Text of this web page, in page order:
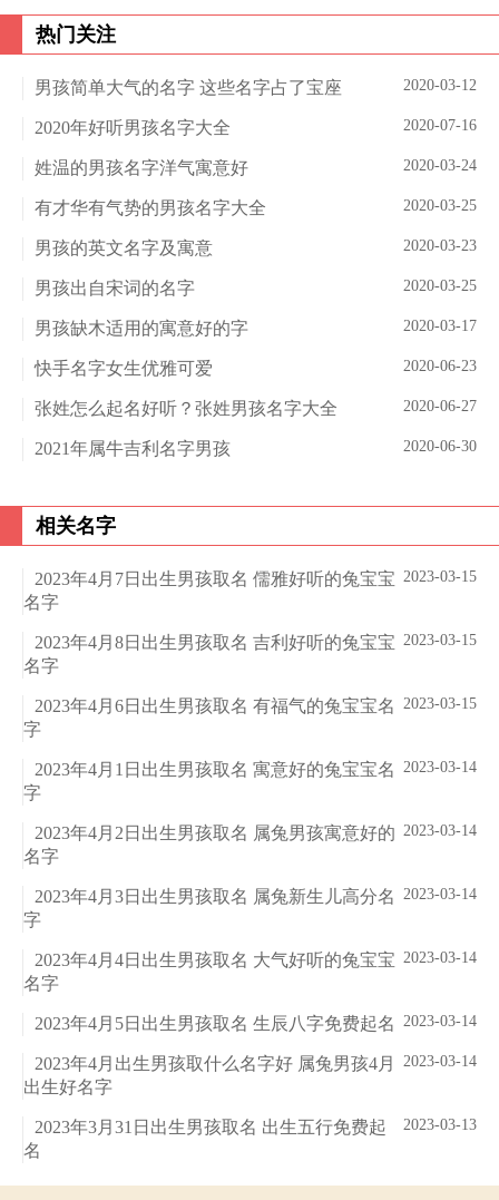
热门关注
2020-03-12
男孩简单大气的名字 这些名字占了宝座
2020-07-16
2020年好听男孩名字大全
2020-03-24
姓温的男孩名字洋气寓意好
2020-03-25
有才华有气势的男孩名字大全
2020-03-23
男孩的英文名字及寓意
2020-03-25
男孩出自宋词的名字
2020-03-17
男孩缺木适用的寓意好的字
2020-06-23
快手名字女生优雅可爱
2020-06-27
张姓怎么起名好听？张姓男孩名字大全
2020-06-30
2021年属牛吉利名字男孩
相关名字
2023-03-15
2023年4月7日出生男孩取名 儒雅好听的兔宝宝
名字
2023-03-15
2023年4月8日出生男孩取名 吉利好听的兔宝宝
名字
2023-03-15
2023年4月6日出生男孩取名 有福气的兔宝宝名
字
2023-03-14
2023年4月1日出生男孩取名 寓意好的兔宝宝名
字
2023-03-14
2023年4月2日出生男孩取名 属兔男孩寓意好的
名字
2023-03-14
2023年4月3日出生男孩取名 属兔新生儿高分名
字
2023-03-14
2023年4月4日出生男孩取名 大气好听的兔宝宝
名字
2023-03-14
2023年4月5日出生男孩取名 生辰八字免费起名
2023-03-14
2023年4月出生男孩取什么名字好 属兔男孩4月
出生好名字
2023-03-13
2023年3月31日出生男孩取名 出生五行免费起
名